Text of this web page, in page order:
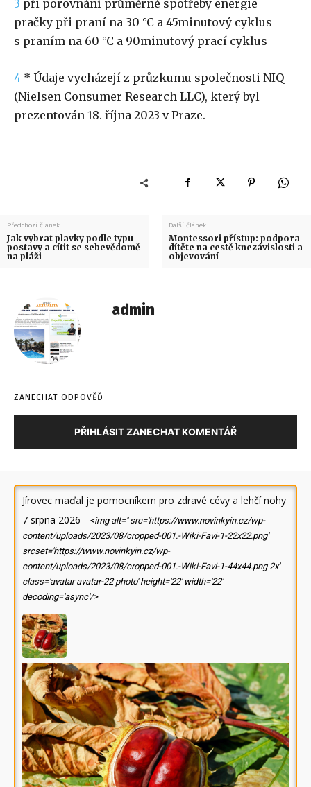
3 při porovnání průměrné spotřeby energie
pračky při praní na 30 °C a 45minutový cyklus
s praním na 60 °C a 90minutový prací cyklus
4 * Údaje vycházejí z průzkumu společnosti NIQ
(Nielsen Consumer Research LLC), který byl
prezentován 18. října 2023 v Praze.
Předchozí článek
Jak vybrat plavky podle typu
postavy a cítit se sebevědomě
na pláži
Další článek
Montessori přístup: podpora
dítěte na cestě knezávislosti a
objevování
admin
ZANECHAT ODPOVĚĎ
PŘIHLÁSIT ZANECHAT KOMENTÁŘ
Jírovec maďal je pomocníkem pro zdravé cévy a lehčí nohy
7 srpna 2026 - <img alt='' src='https://www.novinkyin.cz/wp-
content/uploads/2023/08/cropped-001.-Wiki-Favi-1-22x22.png'
srcset='https://www.novinkyin.cz/wp-
content/uploads/2023/08/cropped-001.-Wiki-Favi-1-44x44.png 2x'
class='avatar avatar-22 photo' height='22' width='22'
decoding='async'/>